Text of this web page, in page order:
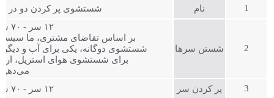
1 نام شستشوی پر کردن دو در
2 شستن سرها
۱۲ سر - ۷۰ سر
بر اساس تقاضای مشتری، ما
شستشوی دوگانه، یکی برای آب و
برای شستشوی هوای استریل،
3
پر کردن سر ۱۲ سر - ۷۰ سر